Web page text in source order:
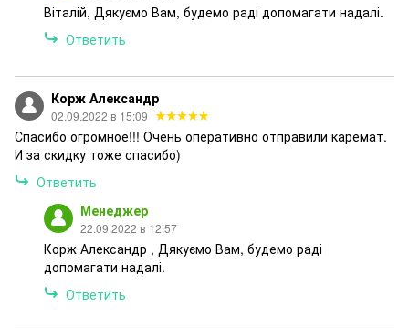
Віталій, Дякуємо Вам, будемо раді допомагати надалі.
Ответить
Корж Александр
02.09.2022 в 15:09
Спасибо огромное!!! Очень оперативно отправили каремат.
И за скидку тоже спасибо)
Ответить
Менеджер
22.09.2022 в 12:57
Корж Александр , Дякуємо Вам, будемо раді
допомагати надалі.
Ответить